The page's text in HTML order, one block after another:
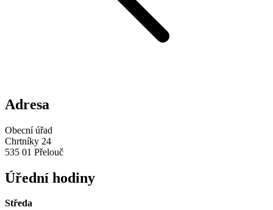
Adresa
Obecní úřad
Chrtníky 24
535 01 Přelouč
Úřední hodiny
Středa